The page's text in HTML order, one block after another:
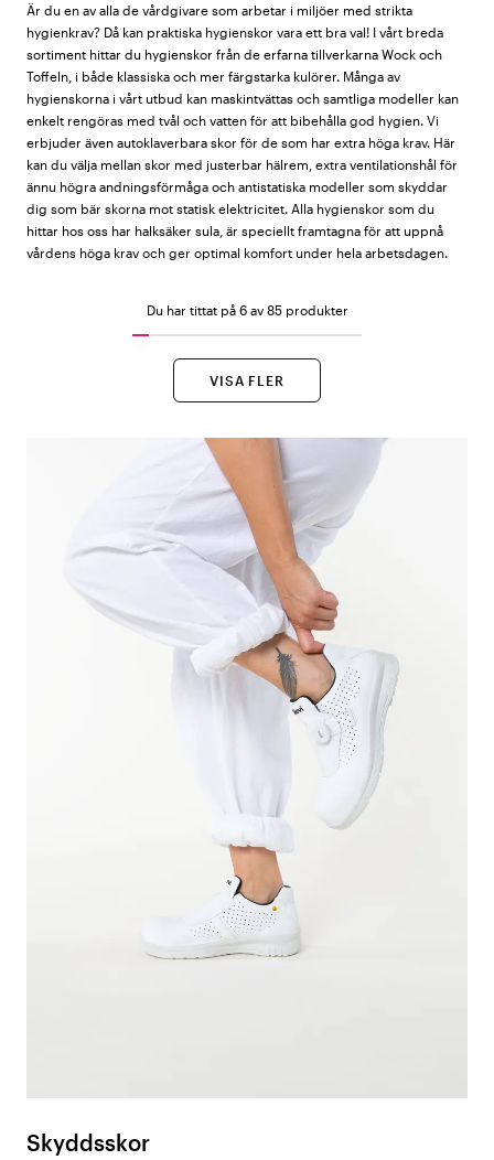
Är du en av alla de vårdgivare som arbetar i miljöer med strikta
hygienkrav? Då kan praktiska hygienskor vara ett bra val! I vårt breda
sortiment hittar du hygienskor från de erfarna tillverkarna Wock och
Toffeln, i både klassiska och mer färgstarka kulörer. Många av
hygienskorna i vårt utbud kan maskintvättas och samtliga modeller kan
enkelt rengöras med tvål och vatten för att bibehålla god hygien. Vi
erbjuder även autoklaverbara skor för de som har extra höga krav. Här
kan du välja mellan skor med justerbar hälrem, extra ventilationshål för
ännu högra andningsförmåga och antistatiska modeller som skyddar
dig som bär skorna mot statisk elektricitet. Alla hygienskor som du
hittar hos oss har halksäker sula, är speciellt framtagna för att uppnå
vårdens höga krav och ger optimal komfort under hela arbetsdagen.
Du har tittat på 6 av 85 produkter
VISA FLER
Skyddsskor